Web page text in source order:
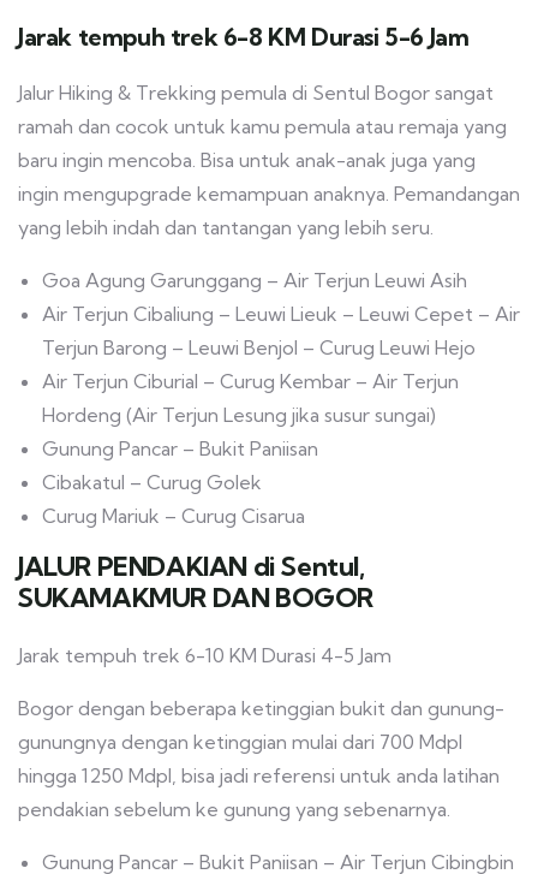
Jarak tempuh trek 6-8 KM Durasi 5-6 Jam
Jalur Hiking & Trekking pemula di Sentul Bogor sangat
ramah dan cocok untuk kamu pemula atau remaja yang
baru ingin mencoba. Bisa untuk anak-anak juga yang
ingin mengupgrade kemampuan anaknya. Pemandangan
yang lebih indah dan tantangan yang lebih seru.
Goa Agung Garunggang – Air Terjun Leuwi Asih
Air Terjun Cibaliung – Leuwi Lieuk – Leuwi Cepet – Air
Terjun Barong – Leuwi Benjol – Curug Leuwi Hejo
Air Terjun Ciburial – Curug Kembar – Air Terjun
Hordeng (Air Terjun Lesung jika susur sungai)
Gunung Pancar – Bukit Paniisan
Cibakatul – Curug Golek
Curug Mariuk – Curug Cisarua
JALUR PENDAKIAN di Sentul,
SUKAMAKMUR DAN BOGOR
Jarak tempuh trek 6-10 KM Durasi 4-5 Jam
Bogor dengan beberapa ketinggian bukit dan gunung-
gunungnya dengan ketinggian mulai dari 700 Mdpl
hingga 1250 Mdpl, bisa jadi referensi untuk anda latihan
pendakian sebelum ke gunung yang sebenarnya.
Gunung Pancar – Bukit Paniisan – Air Terjun Cibingbin